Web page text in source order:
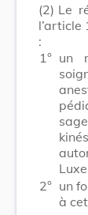
(2) Le
l’article
:
1° un
2° un
à